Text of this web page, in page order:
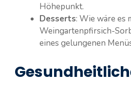
Höhepunkt.
Desserts: Wie wäre es
Weingartenpfirsich-
eines gelungenen